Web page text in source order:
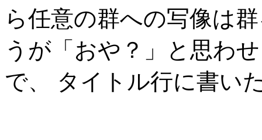
ら任意の群への写像は
うが「おや？」と思わ
で、 タイトル行に書い